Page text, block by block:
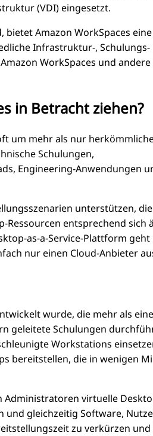
(VDI) eingesetzt.
bietet Amazon WorkSpaces
Infrastruktur-, Schulungs-
WorkSpaces und
in Betracht ziehen?
um mehr als nur
Schulungen,
Engineering-Anwendungen
unterstützen,
entsprechend sich
as-a-Service-Plattform geht
nur einen Cloud-Anbieter
wurde, die mehr als
geleitete Schulungen
Workstations
bereitstellen, die in wenigen
Administratoren virtuelle
und gleichzeitig Software,
zu verkürzen